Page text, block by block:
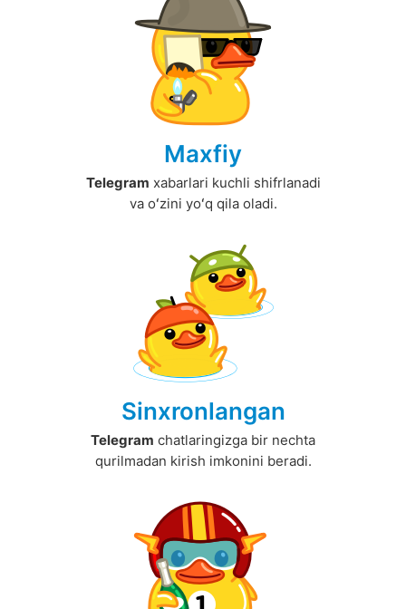
Maxfiy
Telegram xabarlari kuchli shifrlanadi
va oʻzini yoʻq qila oladi.
Sinxronlangan
Telegram chatlaringizga bir nechta
qurilmadan kirish imkonini beradi.